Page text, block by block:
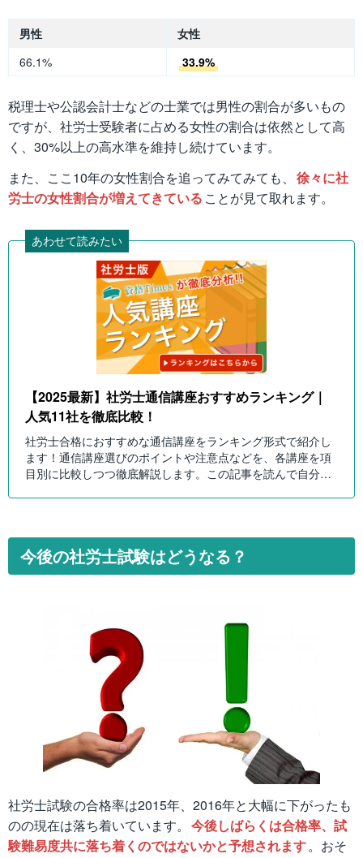
男性
女性
66.1%
33.9%
税理士や公認会計士などの士業では男性の割合が多いもの
ですが、社労士受験者に占める女性の割合は依然として高
く、30%以上の高水準を維持し続けています。
また、ここ10年の女性割合を追ってみてみても、 徐々に社
労士の女性割合が増えてきている ことが見て取れます。
あわせて読みたい
【2025最新】社労士通信講座おすすめランキング｜
人気11社を徹底比較！
社労士合格におすすめな通信講座をランキング形式で紹介し
ます！通信講座選びのポイントや注意点などを、各講座を項
目別に比較しつつ徹底解説します。この記事を読んで自分に
今後の社労士試験はどうなる？
社労士試験の合格率は2015年、2016年と大幅に下がったも
のの現在は落ち着いています。 今後しばらくは合格率、試
験難易度共に落ち着くのではないかと予想されます。おそ